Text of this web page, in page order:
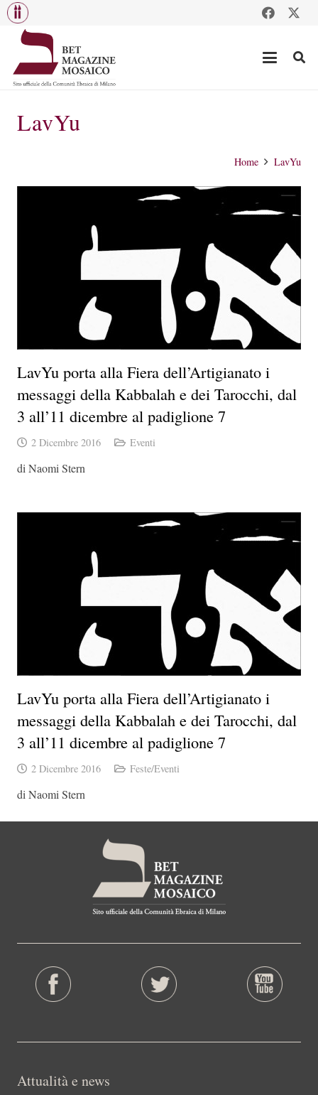
LavYu
Home LavYu
LavYu porta alla Fiera dell’Artigianato i
messaggi della Kabbalah e dei Tarocchi, dal
3 all’11 dicembre al padiglione 7
2 Dicembre 2016 Eventi
di Naomi Stern
LavYu porta alla Fiera dell’Artigianato i
messaggi della Kabbalah e dei Tarocchi, dal
3 all’11 dicembre al padiglione 7
2 Dicembre 2016 Feste/Eventi
di Naomi Stern
Attualità e news